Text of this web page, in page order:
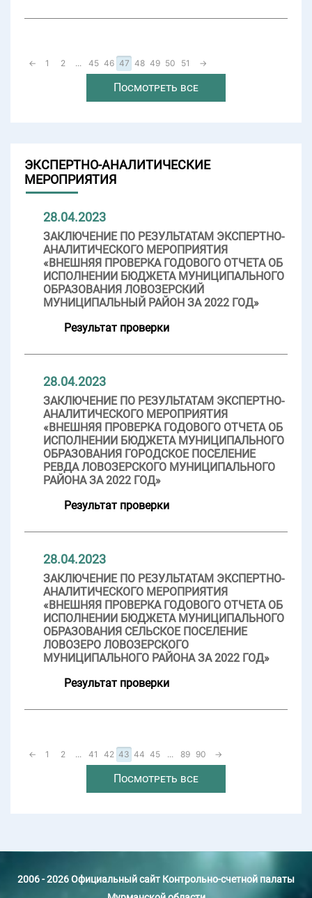
← 1 2 ... 45 46 47 48 49 50 51 →
Посмотреть все
ЭКСПЕРТНО-АНАЛИТИЧЕСКИЕ
МЕРОПРИЯТИЯ
28.04.2023
ЗАКЛЮЧЕНИЕ ПО РЕЗУЛЬТАТАМ ЭКСПЕРТНО-
АНАЛИТИЧЕСКОГО МЕРОПРИЯТИЯ
«ВНЕШНЯЯ ПРОВЕРКА ГОДОВОГО ОТЧЕТА ОБ
ИСПОЛНЕНИИ БЮДЖЕТА МУНИЦИПАЛЬНОГО
ОБРАЗОВАНИЯ ЛОВОЗЕРСКИЙ
МУНИЦИПАЛЬНЫЙ РАЙОН ЗА 2022 ГОД»
Результат проверки
28.04.2023
ЗАКЛЮЧЕНИЕ ПО РЕЗУЛЬТАТАМ ЭКСПЕРТНО-
АНАЛИТИЧЕСКОГО МЕРОПРИЯТИЯ
«ВНЕШНЯЯ ПРОВЕРКА ГОДОВОГО ОТЧЕТА ОБ
ИСПОЛНЕНИИ БЮДЖЕТА МУНИЦИПАЛЬНОГО
ОБРАЗОВАНИЯ ГОРОДСКОЕ ПОСЕЛЕНИЕ
РЕВДА ЛОВОЗЕРСКОГО МУНИЦИПАЛЬНОГО
РАЙОНА ЗА 2022 ГОД»
Результат проверки
28.04.2023
ЗАКЛЮЧЕНИЕ ПО РЕЗУЛЬТАТАМ ЭКСПЕРТНО-
АНАЛИТИЧЕСКОГО МЕРОПРИЯТИЯ
«ВНЕШНЯЯ ПРОВЕРКА ГОДОВОГО ОТЧЕТА ОБ
ИСПОЛНЕНИИ БЮДЖЕТА МУНИЦИПАЛЬНОГО
ОБРАЗОВАНИЯ СЕЛЬСКОЕ ПОСЕЛЕНИЕ
ЛОВОЗЕРО ЛОВОЗЕРСКОГО
МУНИЦИПАЛЬНОГО РАЙОНА ЗА 2022 ГОД»
Результат проверки
← 1 2 ... 41 42 43 44 45 ... 89 90 →
Посмотреть все
2006 - 2026 Официальный сайт Контрольно-счетной палаты